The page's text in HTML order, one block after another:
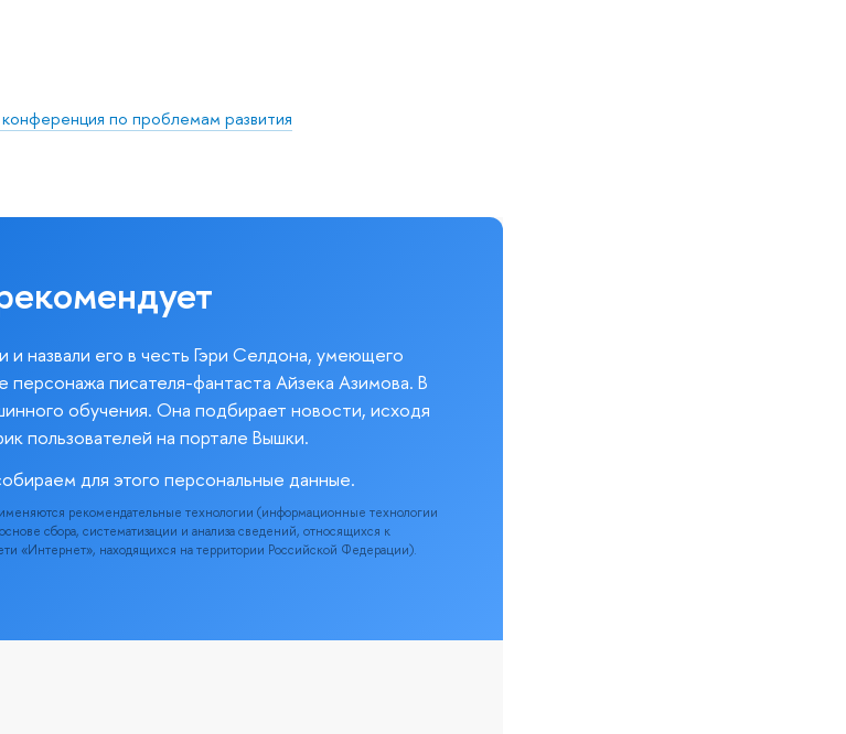
по проблемам развития
и назвали его в честь Гэри Селдона, умеющего
персонажа писателя-фантаста Айзека Азимова. В
обучения. Она подбирает новости, исходя
пользователей на портале Вышки.
для этого персональные данные.
рекомендательные технологии (информационные технологии
сбора, систематизации и анализа сведений, относящихся к
«Интернет», находящихся на территории Российской Федерации).